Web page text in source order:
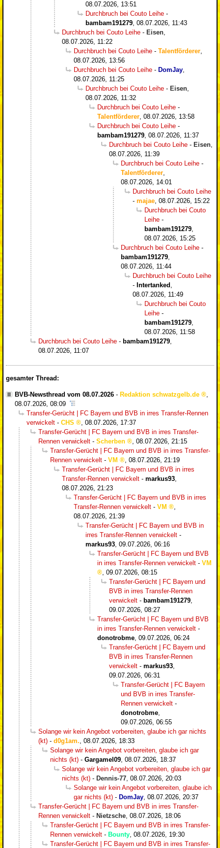
08.07.2026, 13:51
Durchbruch bei Couto Leihe -
bambam191279, 08.07.2026, 11:43
Durchbruch bei Couto Leihe - Eisen,
08.07.2026, 11:22
Durchbruch bei Couto Leihe - Talentförderer,
08.07.2026, 13:56
Durchbruch bei Couto Leihe - DomJay,
08.07.2026, 11:25
Durchbruch bei Couto Leihe - Eisen,
08.07.2026, 11:32
Durchbruch bei Couto Leihe -
Talentförderer, 08.07.2026, 13:58
Durchbruch bei Couto Leihe -
bambam191279, 08.07.2026, 11:37
Durchbruch bei Couto Leihe - Eisen,
08.07.2026, 11:39
Durchbruch bei Couto Leihe -
Talentförderer,
08.07.2026, 14:01
Durchbruch bei Couto Leihe
- majae, 08.07.2026, 15:22
Durchbruch bei Couto
Leihe -
bambam191279,
08.07.2026, 15:25
Durchbruch bei Couto Leihe -
bambam191279,
08.07.2026, 11:44
Durchbruch bei Couto Leihe
- Intertanked ,
08.07.2026, 11:49
Durchbruch bei Couto
Leihe -
bambam191279,
08.07.2026, 11:58
Durchbruch bei Couto Leihe - bambam191279,
08.07.2026, 11:07
gesamter Thread:
BVB-Newsthread vom 08.07.2026 - Redaktion schwatzgelb.de
08.07.2026, 08:09
Transfer-Gerücht | FC Bayern und BVB in irres Transfer-Rennen
verwickelt - CHS
08.07.2026, 17:37
Transfer-Gerücht | FC Bayern und BVB in irres Transfer-
Rennen verwickelt - Scherben
08.07.2026, 21:15
Transfer-Gerücht | FC Bayern und BVB in irres Transfer-
Rennen verwickelt - VM
08.07.2026, 21:19
Transfer-Gerücht | FC Bayern und BVB in irres
Transfer-Rennen verwickelt - markus93
08.07.2026, 21:23
Transfer-Gerücht | FC Bayern und BVB in irres
Transfer-Rennen verwickelt - VM
08.07.2026, 21:39
Transfer-Gerücht | FC Bayern und BVB in
irres Transfer-Rennen verwickelt -
markus93 09.07.2026, 06:16
Transfer-Gerücht | FC Bayern und BVB
in irres Transfer-Rennen verwickelt - VM
09.07.2026, 08:15
Transfer-Gerücht | FC Bayern und
BVB in irres Transfer-Rennen
verwickelt - bambam191279
09.07.2026, 08:27
Transfer-Gerücht | FC Bayern und BVB
in irres Transfer-Rennen verwickelt -
donotrobme 09.07.2026, 06:24
Transfer-Gerücht | FC Bayern und
BVB in irres Transfer-Rennen
verwickelt - markus93
09.07.2026, 06:31
Transfer-Gerücht | FC Bayern
und BVB in irres Transfer-
Rennen verwickelt -
donotrobme
09.07.2026, 06:55
Solange wir kein Angebot vorbereiten, glaube ich gar nichts
(kt) - d0g1am. 08.07.2026, 18:33
Solange wir kein Angebot vorbereiten, glaube ich gar
nichts (kt) - Gargamel09 08.07.2026, 18:37
Solange wir kein Angebot vorbereiten, glaube ich gar
nichts (kt) - Dennis-77 08.07.2026, 20:03
Solange wir kein Angebot vorbereiten, glaube ich
gar nichts (kt) - DomJay 08.07.2026, 20:37
Transfer-Gerücht | FC Bayern und BVB in irres Transfer-
Rennen verwickelt - Nietzsche 08.07.2026, 18:06
Transfer-Gerücht | FC Bayern und BVB in irres Transfer-
Rennen verwickelt - Bounty 08.07.2026, 19:30
Transfer-Gerücht | FC Bayern und BVB in irres Transfer-